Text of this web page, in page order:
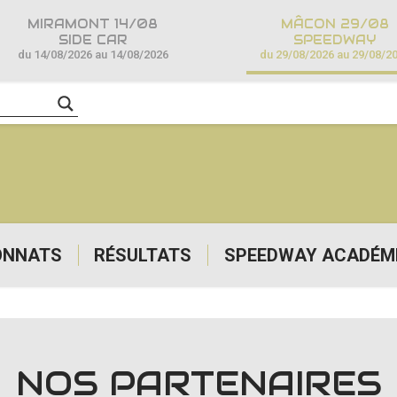
RÉSULTATS SPEEDWAY
MIRAMONT 14/08
SIDE CAR
du 14/08/2026 au 14/08/2026
MÂCON 29/08
SPEEDWAY
du 29/08/2026 au 29/08/
NOS PARTENAIRES